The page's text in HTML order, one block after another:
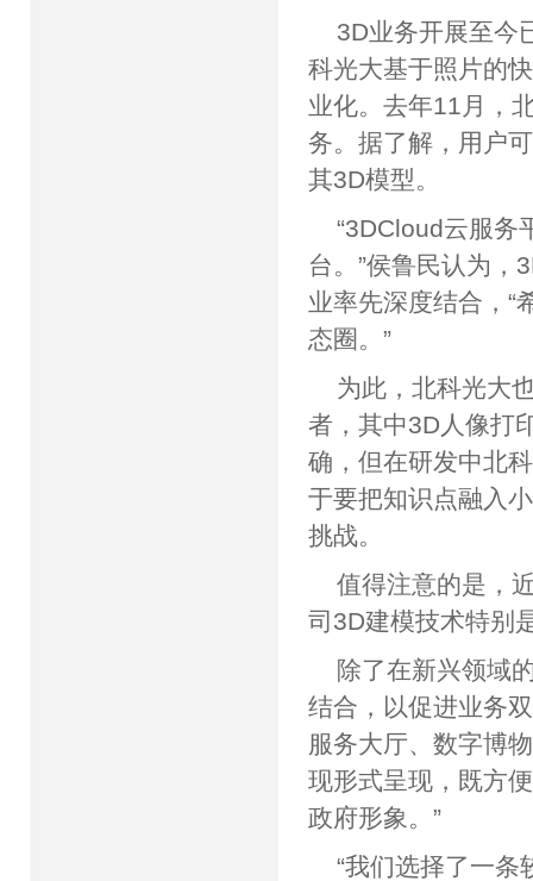
3D业务开展至今
科光大基于照片的
业化。去年11月，
务。据了解，用户
其3D模型。
“3DCloud云服务
台。”侯鲁民认为，
业率先深度结合，“
态圈。”
为此，北科光大
者，其中3D人像打
确，但在研发中北
于要把知识点融入
挑战。
值得注意的是，
司3D建模技术特别
除了在新兴领域
结合，以促进业务
服务大厅、数字博
现形式呈现，既方
政府形象。”
“我们选择了一